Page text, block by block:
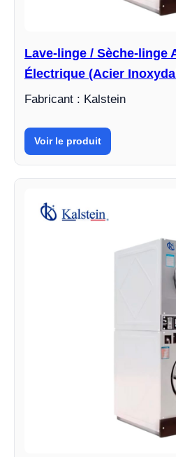
Lave-linge / Sèche-linge
Électrique (Acier
Fabricant : Kalstein
Voir le produit